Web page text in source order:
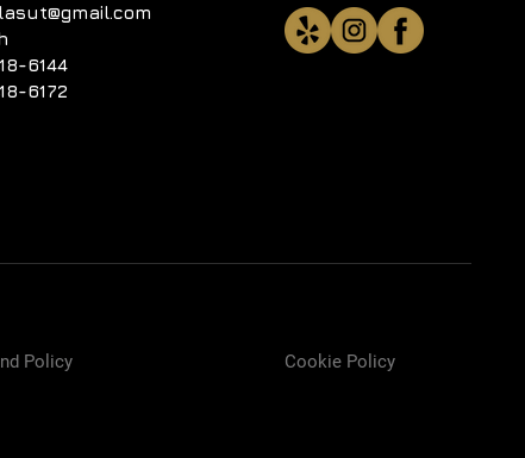
6144
6172
Policy Cookie Policy